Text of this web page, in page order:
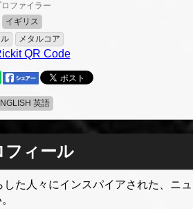
ロファイラー
イギリス
メタルコア
英語
フィール
た人々にインスパイアされた、ニ